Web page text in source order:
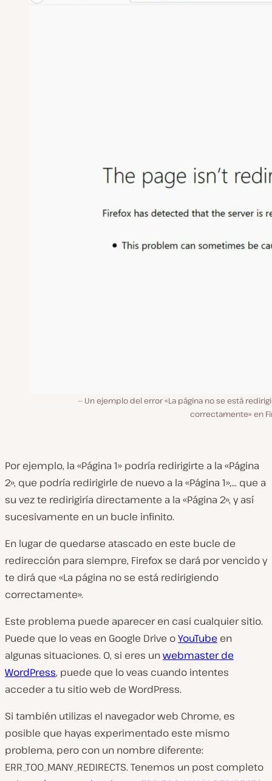
Un ejemplo del error «La página no se está
correctamente» en
Por ejemplo, la «Página 1» podría redirigirte a la «Página
2», que podría redirigirle de nuevo a la «Página 1»,… que a
su vez te redirigiría directamente a la «Página 2», y así
sucesivamente en un bucle infinito.
En lugar de quedarse atascado en este bucle de
redirección para siempre, Firefox se dará por vencido y
te dirá que «La página no se está redirigiendo
correctamente».
Este problema puede aparecer en casi cualquier sitio.
Puede que lo veas en Google Drive oYouTube en
algunas situaciones. O, si eres unwebmaster de
WordPress, puede que lo veas cuando intentes
acceder a tu sitio web de WordPress.
Si también utilizas el navegador web Chrome, es
posible que hayas experimentado este mismo
problema, pero con un nombre diferente:
ERR_TOO_MANY_REDIRECTS. Tenemos un post completo